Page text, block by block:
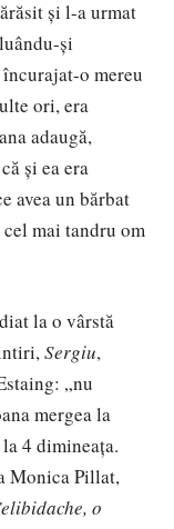
și l-a urmat
și
o mereu
ori, era
adaugă,
și ea era
avea un bărbat
mai tandru om
la o vârstă
Sergiu,
„nu
mergea la
4 dimineața.
Monica Pillat,
o